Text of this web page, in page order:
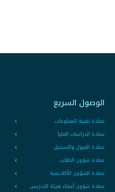
الوصول السريع
عمادة تقنية المعلومات
عمادة الدراسات العليا
عمادة القبول والتسجيل
عمادة شؤون الطلاب
عمادة الشؤون الأكاديمية
عمادة شؤون أعضاء هيئة التدريس